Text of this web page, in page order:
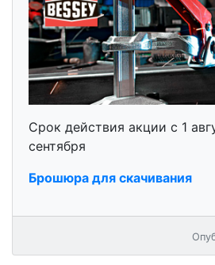
Срок действия акции с 1
сентября
Брошюра для скачивания